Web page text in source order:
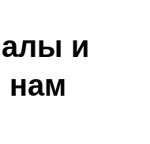
и
нам